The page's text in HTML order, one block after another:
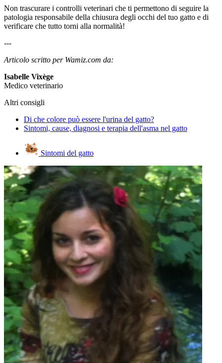
Non trascurare i controlli veterinari che ti permettono di seguire la
patologia responsabile della chiusura degli occhi del tuo gatto e di
verificare che tutto torni alla normalità!
---
Articolo scritto per Wamiz.com da:
Isabelle Vixège
Medico veterinario
Altri consigli
Di che colore può essere l'urina del gatto?
Sintomi, cause, diagnosi e terapia dell'asma nel gatto
Sintomi del gatto